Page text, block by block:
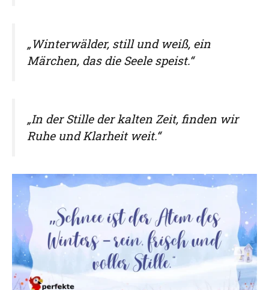
„Winterwälder, still und weiß, ein
Märchen, das die Seele speist.“
„In der Stille der kalten Zeit, finden wir
Ruhe und Klarheit weit.“